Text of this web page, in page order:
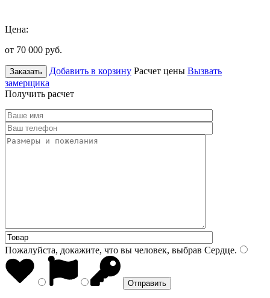
Цена:
от 70 000 руб.
Заказать Добавить в корзину Расчет цены Вызвать
замерщика
Получить расчет
Пожалуйста, докажите, что вы человек, выбрав Сердце.